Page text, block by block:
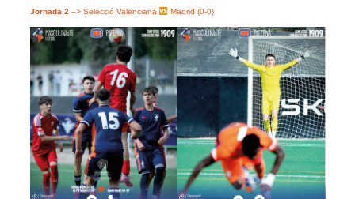
Jornada 2 –> Selecció Valenciana Madrid (0-0)